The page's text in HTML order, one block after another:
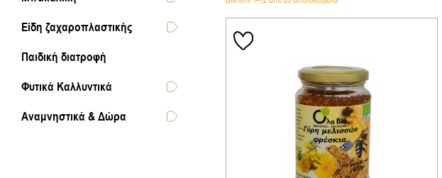
Είδη ζαχαροπλαστικής
Παιδική διατροφή
Φυτικά Καλλυντικά
Αναμνηστικά & Δώρα